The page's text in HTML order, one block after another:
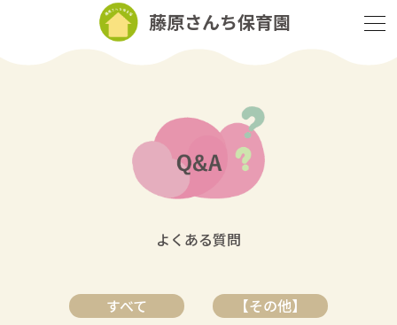
藤原さんち保育園
よくある質問
すべて
【その他】